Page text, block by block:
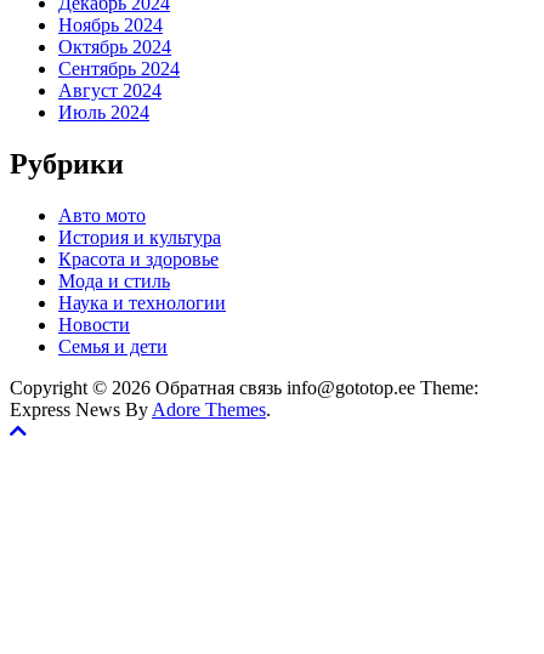
Ноябрь 2024
Октябрь 2024
Сентябрь 2024
Август 2024
Июль 2024
Рубрики
Авто мото
История и культура
Красота и здоровье
Мода и стиль
Наука и технологии
Новости
Семья и дети
Copyright © 2026 Обратная связь info@gototop.ee Theme:
Express News By Adore Themes.